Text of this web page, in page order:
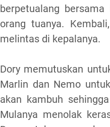
berpetualang
orang tuanya.
melintas di kepalanya.
Dory memutuskan
Marlin dan Nemo
akan kambuh
Mulanya menolak